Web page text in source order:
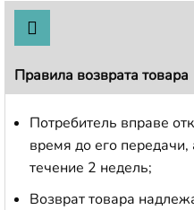
Правила возврата товара
Потребитель вправе
время до его
течение 2 недель;
Возврат товара